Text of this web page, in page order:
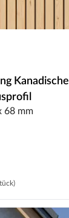
Kanadische
68 mm